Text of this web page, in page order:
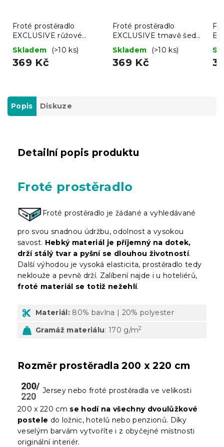
Froté prostěradlo
EXCLUSIVE růžové
200x220 cm
Skladem (>10 ks)
369 Kč
Froté prostěradlo
EXCLUSIVE tmavě šedé
200x220 cm
Skladem (>10 ks)
369 Kč
Popis Diskuze
Detailní popis produktu
Froté prostěradlo
Froté prostěradlo je žádané a vyhledávané
pro svou snadnou údržbu, odolnost a vysokou
savost. Hebký materiál je příjemný na dotek,
drží stálý tvar a pyšní se dlouhou životností.
Další výhodou je vysoká elasticita, prostěradlo tedy
neklouže a pevně drží. Zalíbení najde i u hoteliérů,
froté materiál se totiž nežehlí.
Materiál: 80% bavlna | 20% polyester
Gramáž materiálu: 170 g/m2
Rozměr prostěradla 200 x 220 cm
Jersey nebo froté prostěradla ve velikosti
200 x 220 cm se hodí na všechny dvoulůžkové
postele do ložnic, hotelů nebo penzionů. Díky
veselým barvám vytvoříte i z obyčejné místnosti
originální interiér.